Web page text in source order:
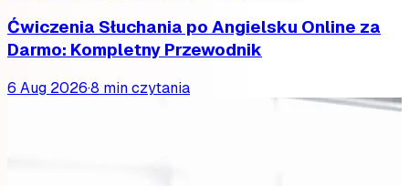
Ćwiczenia Słuchania po Angielsku Online za
Darmo: Kompletny Przewodnik
6 Aug 2026·8 min czytania